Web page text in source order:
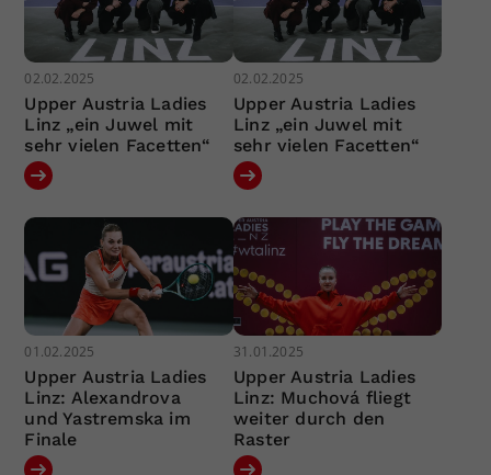
02.02.2025
Upper Austria Ladies
Linz „ein Juwel mit
sehr vielen Facetten“
02.02.2025
Upper Austria Ladies
Linz „ein Juwel mit
sehr vielen Facetten“
01.02.2025
Upper Austria Ladies
Linz: Alexandrova
und Yastremska im
Finale
31.01.2025
Upper Austria Ladies
Linz: Muchová fliegt
weiter durch den
Raster